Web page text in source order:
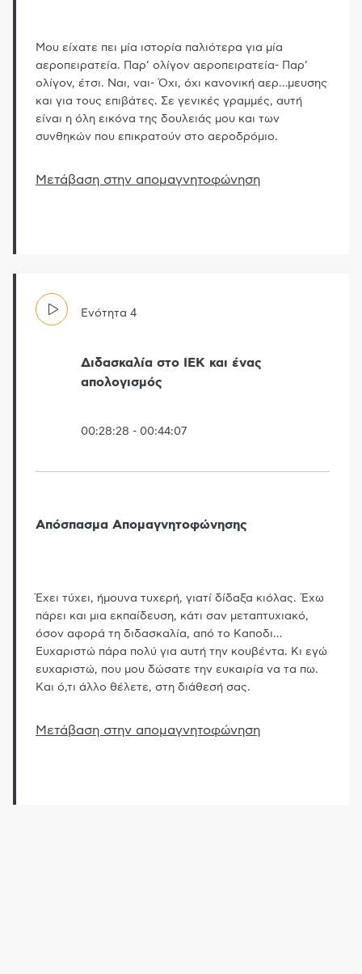
Μου είχατε πει μία ιστορία παλιότερα για μία
αεροπειρατεία. Παρ’ ολίγον αεροπειρατεία- Παρ’
ολίγον, έτσι. Ναι, ναι- Όχι, όχι κανονική αερ…μευσης
και για τους επιβάτες. Σε γενικές γραμμές, αυτή
είναι η όλη εικόνα της δουλειάς μου και των
συνθηκών που επικρατούν στο αεροδρόμιο.
Μετάβαση στην απομαγνητοφώνηση
Ενότητα 4
Διδασκαλία στο ΙΕΚ και ένας
απολογισμός
00:28:28 - 00:44:07
Απόσπασμα Απομαγνητοφώνησης
Έχει τύχει, ήμουνα τυχερή, γιατί δίδαξα κιόλας. Έχω
πάρει και μια εκπαίδευση, κάτι σαν μεταπτυχιακό,
όσον αφορά τη διδασκαλία, από το Καποδι…
Ευχαριστώ πάρα πολύ για αυτή την κουβέντα. Κι εγώ
ευχαριστώ, που μου δώσατε την ευκαιρία να τα πω.
Και ό,τι άλλο θέλετε, στη διάθεσή σας.
Μετάβαση στην απομαγνητοφώνηση